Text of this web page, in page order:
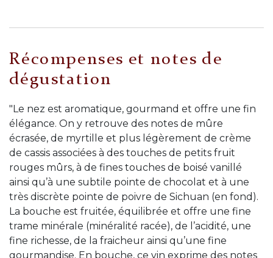
Récompenses et notes de
dégustation
"Le nez est aromatique, gourmand et offre une fin
élégance. On y retrouve des notes de mûre
écrasée, de myrtille et plus légèrement de crème
de cassis associées à des touches de petits fruit
rouges mûrs, à de fines touches de boisé vanillé
ainsi qu’à une subtile pointe de chocolat et à une
très discrète pointe de poivre de Sichuan (en fond).
La bouche est fruitée, équilibrée et offre une fine
trame minérale (minéralité racée), de l’acidité, une
fine richesse, de la fraicheur ainsi qu’une fine
gourmandise. En bouche, ce vin exprime des notes